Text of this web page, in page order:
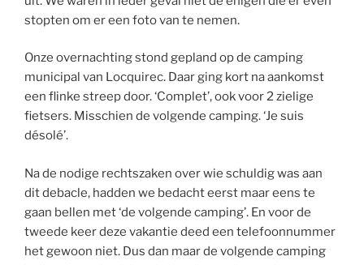
stopten om er een foto van te nemen.
Onze overnachting stond gepland op de camping
municipal van Locquirec. Daar ging kort na aankomst
een flinke streep door. ‘Complet’, ook voor 2 zielige
fietsers. Misschien de volgende camping. ‘Je suis
désolé’.
Na de nodige rechtszaken over wie schuldig was aan
dit debacle, hadden we bedacht eerst maar eens te
gaan bellen met ‘de volgende camping’. En voor de
tweede keer deze vakantie deed een telefoonnummer
het gewoon niet. Dus dan maar de volgende camping